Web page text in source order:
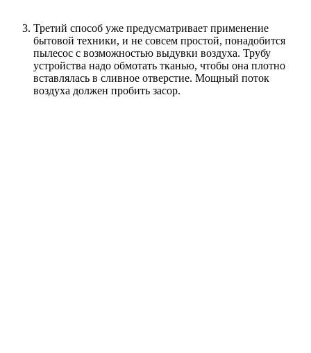
Третий способ уже предусматривает применение
бытовой техники, и не совсем простой, понадобится
пылесос с возможностью выдувки воздуха. Трубу
устройства надо обмотать тканью, чтобы она плотно
вставлялась в сливное отверстие. Мощный поток
воздуха должен пробить засор.